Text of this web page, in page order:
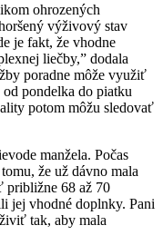
ohrozených
výživový stav
je fakt, že vhodne
liečby,” dodala
poradne môže využiť
pondelka do piatku
potom môžu sledovať
manžela. Počas
že už dávno mala
približne 68 až 70
jej vhodné doplnky. Pani
tak, aby mala